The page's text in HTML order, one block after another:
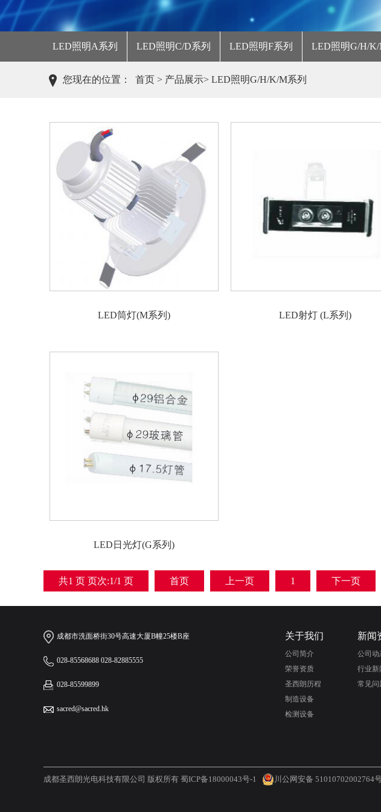
LED照明A系列 LED照明C/D系列 LED照明F系列 LED照明G/H/K/
您现在的位置： 首页 > 产品展示> LED照明G/H/K/M系列
LED筒灯(M系列) LED射灯 (L系列)
LED日光灯(G系列)
共1 页 页次:1/1 页 首页 上一页 1 下一页
成都市洗面桥街30号高速大厦B幢25楼B座
028-85568688 028-82885555
028-85599899
sacred@sacred.hk
关于我们
公司简介
荣誉资质
圣西朗历程
制造设备
检测设备
新闻
公司动
行业新
常见问
成都圣西朗光电科技有限公司 版权所有 蜀ICP备18000043号-1 川公网安备 51010702002764